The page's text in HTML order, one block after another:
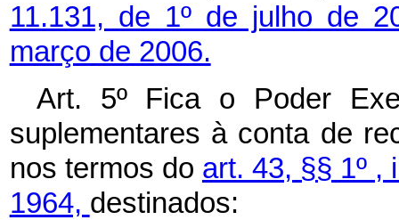
11.131, de 1º de julho de
março de 2006.
Art. 5º Fica o Poder
suplementares à conta de
nos termos do art. 43, §§ 1º
1964, destinados: